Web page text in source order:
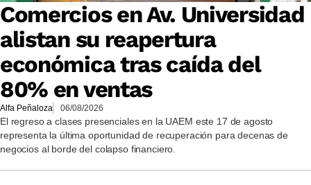
Comercios en Av. Universidad
alistan su reapertura
económica tras caída del
80% en ventas
Alfa Peñaloza 06/08/2026
El regreso a clases presenciales en la UAEM este 17 de agosto
representa la última oportunidad de recuperación para decenas de
negocios al borde del colapso financiero.